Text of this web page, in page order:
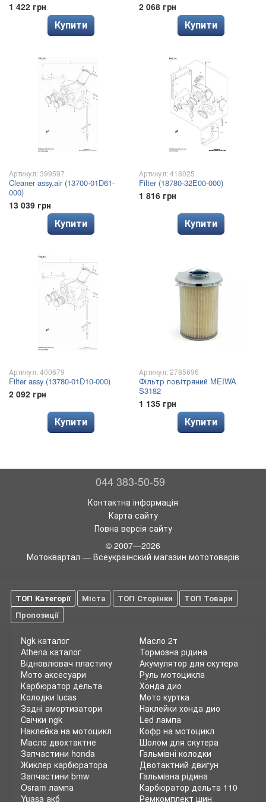
1 422 грн
Купити
2 068 грн
Купити
Артикул: 399597
Cleaner assy,air (13700-01D61-
000)
13 039 грн
Купити
Артикул: 418025
Filter (18780-32E00-000)
1 816 грн
Купити
Артикул: 400679
Filter assy (13780-01D10-000)
2 092 грн
Купити
Артикул: 2785696
Фільтр повітряний MEIWA
S3182
1 135 грн
Купити
044 383-50-59
Контактна інформація
Карта сайту
Повна версія сайту
© 2007—2026
Мотоквартал — Всеукраїнский магазин мототоварів
ТОП Категорії Міста ТОП Сторінки
ТОП Товари
Пропозиції
Ngk каталог
Athena каталог
Відновлювач пластику
Мото аксесуари
Карбюратор дельта
Колодки lucas
Задні амортизатори
Свічки ngk
Масло 2т
Тормозна рідина
Акумулятор для скутера
Руль мотоцикла
Хонда дио
Мото куртка
Наклейки хонда дио
Led лампа
Наклейка на мотоцикл
Масло двохтактне
Запчастини honda
Жиклер карбюратора
Запчастини bmw
Osram лампа
Yuasa акб
Кофр на мотоцикл
Шолом для скутера
Гальмівні колодки
Двотактний двигун
Гальмівна рідина
Карбюратор дельта 110
Ремкомплект шин